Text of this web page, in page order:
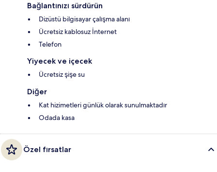
Bağlantınızı sürdürün
Dizüstü bilgisayar çalışma alanı
Ücretsiz kablosuz İnternet
Telefon
Yiyecek ve içecek
Ücretsiz şişe su
Diğer
Kat hizimetleri günlük olarak sunulmaktadır
Odada kasa
Özel fırsatlar